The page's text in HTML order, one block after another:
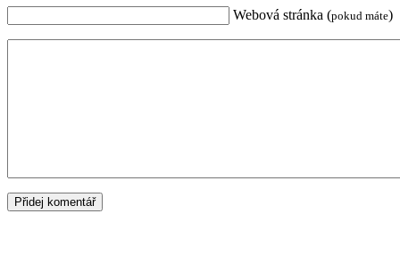
Webová stránka (pokud máte)